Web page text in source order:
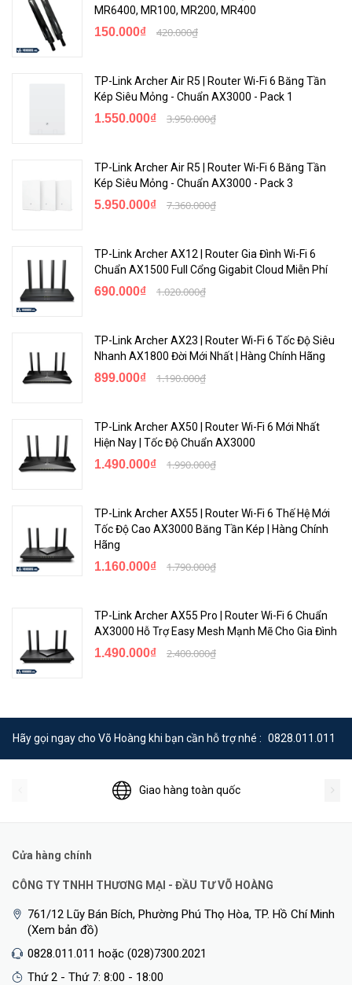
Tương Thích Với Nhiều Thiết Bị
Bảo hành
Bảo hành: 12 tháng
MR6400, MR100, MR200, MR400
150.000₫ 420.000₫
TP-Link Archer Air R5 | Router Wi-Fi 6 Băng Tần
Kép Siêu Mỏng - Chuẩn AX3000 - Pack 1
1.550.000₫ 3.950.000₫
TP-Link Archer Air R5 | Router Wi-Fi 6 Băng Tần
Kép Siêu Mỏng - Chuẩn AX3000 - Pack 3
5.950.000₫ 7.360.000₫
TP-Link Archer AX12 | Router Gia Đình Wi-Fi 6
Chuẩn AX1500 Full Cổng Gigabit Cloud Miễn Phí
690.000₫ 1.020.000₫
TP-Link Archer AX23 | Router Wi-Fi 6 Tốc Độ Siêu
Nhanh AX1800 Đời Mới Nhất | Hàng Chính Hãng
899.000₫ 1.190.000₫
TP-Link Archer AX50 | Router Wi-Fi 6 Mới Nhất
Hiện Nay | Tốc Độ Chuẩn AX3000
1.490.000₫ 1.990.000₫
TP-Link Archer AX55 | Router Wi-Fi 6 Thế Hệ Mới
Tốc Độ Cao AX3000 Băng Tần Kép | Hàng Chính
Hãng
1.160.000₫ 1.790.000₫
TP-Link Archer AX55 Pro | Router Wi-Fi 6 Chuẩn
AX3000 Hỗ Trợ Easy Mesh Mạnh Mẽ Cho Gia Đình
1.490.000₫ 2.400.000₫
Hãy gọi ngay cho Võ Hoàng khi bạn cần hỗ trợ nhé : 0828.011.011
Giao hàng toàn quốc
Cửa hàng chính
CÔNG TY TNHH THƯƠNG MẠI - ĐẦU TƯ VÕ HOÀNG
761/12 Lũy Bán Bích, Phường Phú Thọ Hòa, TP. Hồ Chí Minh
(Xem bản đồ)
0828.011.011 hoặc (028)7300.2021
Thứ 2 - Thứ 7: 8:00 - 18:00